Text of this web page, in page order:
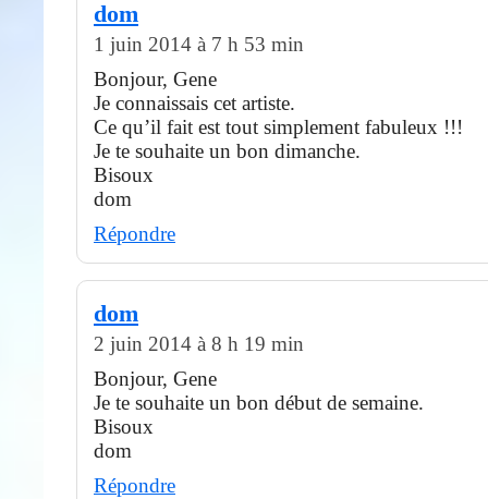
dom
1 juin 2014 à 7 h 53 min
Bonjour, Gene
Je connaissais cet artiste.
Ce qu’il fait est tout simplement fabuleux !!!
Je te souhaite un bon dimanche.
Bisoux
dom
Répondre
dom
2 juin 2014 à 8 h 19 min
Bonjour, Gene
Je te souhaite un bon début de semaine.
Bisoux
dom
Répondre